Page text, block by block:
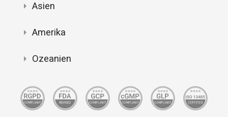
Asien
Amerika
Ozeanien